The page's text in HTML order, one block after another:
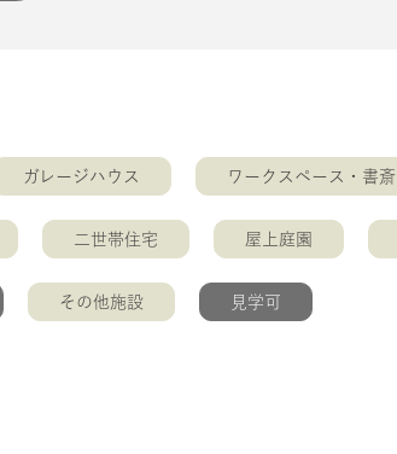
ガレージハウス ワークスペース・書斎
二世帯住宅 屋上庭園
その他施設 見学可